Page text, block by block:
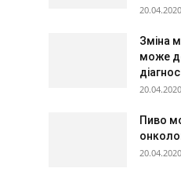
20.04.2020
Зміна
може
20.04.2020
Пиво
20.04.2020